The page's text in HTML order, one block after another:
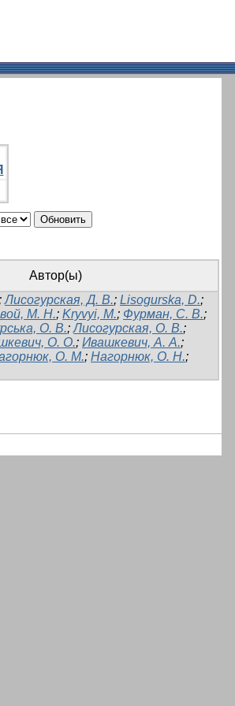
Автор(ы)
;Лисогурская, Д. В.; Lisogurska, D.;
М. Н.; Kryvyi, M.; Фурман, С. В.;
О. В.;Лисогурская, О. В.;
О. О.; Ивашкевич, А. А.;
О. М.; Нагорнюк, О. Н.;